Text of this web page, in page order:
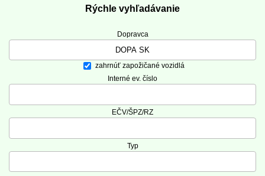
Rýchle vyhľadávanie
Dopravca
zahrnúť zapožičané vozidlá
Interné ev. číslo
EČV/ŠPZ/RZ
Typ